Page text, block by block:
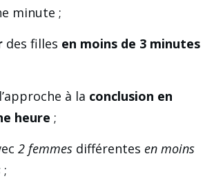
minute ;
des filles en moins de 3 minutes
à la conclusion en
heure ;
2 femmes différentes en moins
;